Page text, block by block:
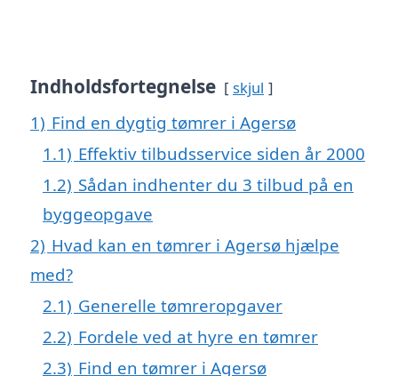
Indholdsfortegnelse skjul
1) Find en dygtig tømrer i Agersø
1.1) Effektiv tilbudsservice siden år 2000
1.2) Sådan indhenter du 3 tilbud på en
byggeopgave
2) Hvad kan en tømrer i Agersø hjælpe
med?
2.1) Generelle tømreropgaver
2.2) Fordele ved at hyre en tømrer
2.3) Find en tømrer i Agersø